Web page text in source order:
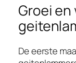
Groei en
De eerste